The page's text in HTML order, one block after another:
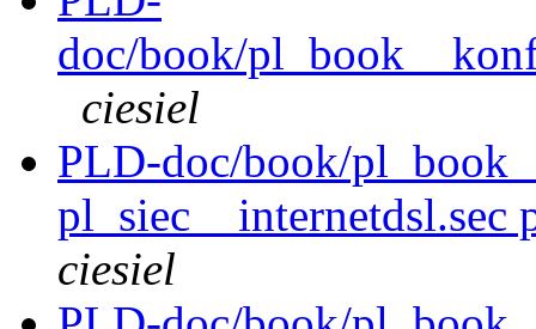
doc/book/
ciesiel
PLD-doc/book/
pl_siec__internetdsl.sec
ciesiel